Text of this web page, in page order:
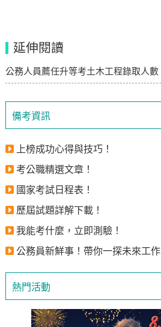
備考資訊
上榜成功心得與技巧！
考公職精選文章！
國家考試日程表！
歷屆試題詳解下載！
我能考什麼，立即測驗！
公務員新鮮事！帶你一探未來工作
熱門活動
延伸閱讀
公務人員薦任升等考土木工程錄取人數